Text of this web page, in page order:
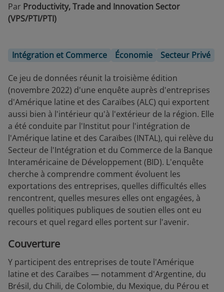
Par Productivity, Trade and Innovation Sector
(VPS/PTI/PTI)
Intégration et Commerce Économie Secteur Privé
Ce jeu de données réunit la troisième édition
(novembre 2022) d'une enquête auprès d'entreprises
d'Amérique latine et des Caraïbes (ALC) qui exportent
aussi bien à l'intérieur qu'à l'extérieur de la région. Elle
a été conduite par l'Institut pour l'intégration de
l'Amérique latine et des Caraïbes (INTAL), qui relève du
Secteur de l'Intégration et du Commerce de la Banque
Interaméricaine de Développement (BID). L'enquête
cherche à comprendre comment évoluent les
exportations des entreprises, quelles difficultés elles
rencontrent, quelles mesures elles ont engagées, à
quelles politiques publiques de soutien elles ont eu
recours et quel regard elles portent sur l'avenir.
Couverture
Y participent des entreprises de toute l'Amérique
latine et des Caraïbes — notamment d'Argentine, du
Brésil, du Chili, de Colombie, du Mexique, du Pérou et